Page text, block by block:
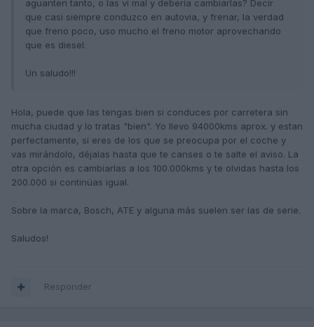
aguanten tanto, o las vi mal y debería cambiarlas? Decir
que casi siempre conduzco en autovia, y frenar, la verdad
que freno poco, uso mucho el freno motor aprovechando
que es diesel.
Un saludo!!!
Hola, puede que las tengas bien si conduces por carretera sin
mucha ciudad y lo tratas "bien". Yo llevo 94000kms aprox. y estan
perfectamente, si eres de los que se preocupa por el coche y
vas mirándolo, déjalas hasta que te canses o te salte el aviso. La
otra opción es cambiarlas a los 100.000kms y te olvidas hasta los
200.000 si continúas igual.
Sobre la marca, Bosch, ATE y alguna más suelen ser las de serie.
Saludos!
Responder